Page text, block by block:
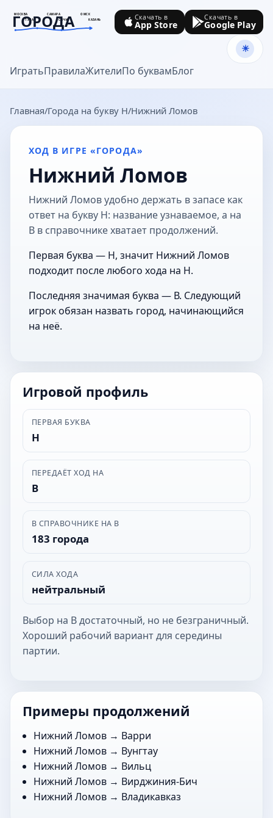
МОСКВА САМАРА
ОМСК
ТУЛА
СОЧИ КАЗАНЬ
ГОРОДА
goroda-na.ru
ИгратьПравилаЖителиПо буквамБлог
Скачать в
App Store
Скачать в
Google Play
Главная Города на букву Н Нижний Ломов
ХОД В ИГРЕ «ГОРОДА»
Нижний Ломов
Нижний Ломов удобно держать в запасе как
ответ на букву Н: название узнаваемое, а на
В в справочнике хватает продолжений.
Первая буква — Н, значит Нижний Ломов
подходит после любого хода на Н.
Последняя значимая буква — В. Следующий
игрок обязан назвать город, начинающийся
на неё.
Игровой профиль
ПЕРВАЯ БУКВА
Н
ПЕРЕДАЁТ ХОД НА
В
В СПРАВОЧНИКЕ НА В
183 города
СИЛА ХОДА
нейтральный
Выбор на В достаточный, но не безграничный.
Хороший рабочий вариант для середины
партии.
Примеры продолжений
Нижний Ломов → Варри
Нижний Ломов → Вунгтау
Нижний Ломов → Вильц
Нижний Ломов → Вирджиния-Бич
Нижний Ломов → Владикавказ